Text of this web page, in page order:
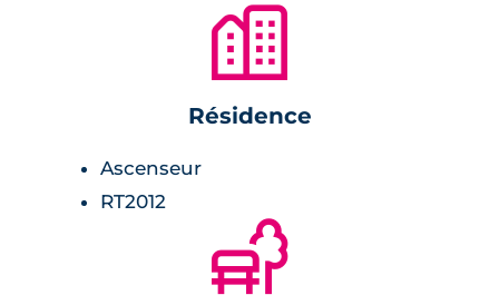
🏙
Résidence
Ascenseur
RT2012
🌲